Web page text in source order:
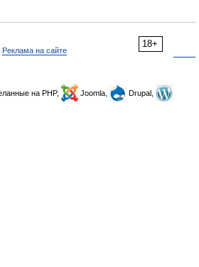
18+
Реклама на сайте
на PHP, Joomla,
Drupal,